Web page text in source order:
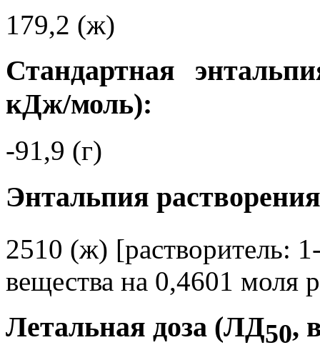
179,2 (ж)
Стандартная
кДж/моль):
-91,9 (г)
Энтальпия
2510 (ж) [растворитель:
вещества на 0,4601 моля
Летальная доза (ЛД50,